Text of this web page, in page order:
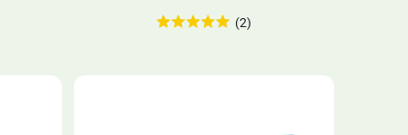
(2)